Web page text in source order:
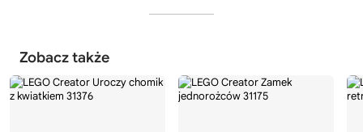
Zobacz także